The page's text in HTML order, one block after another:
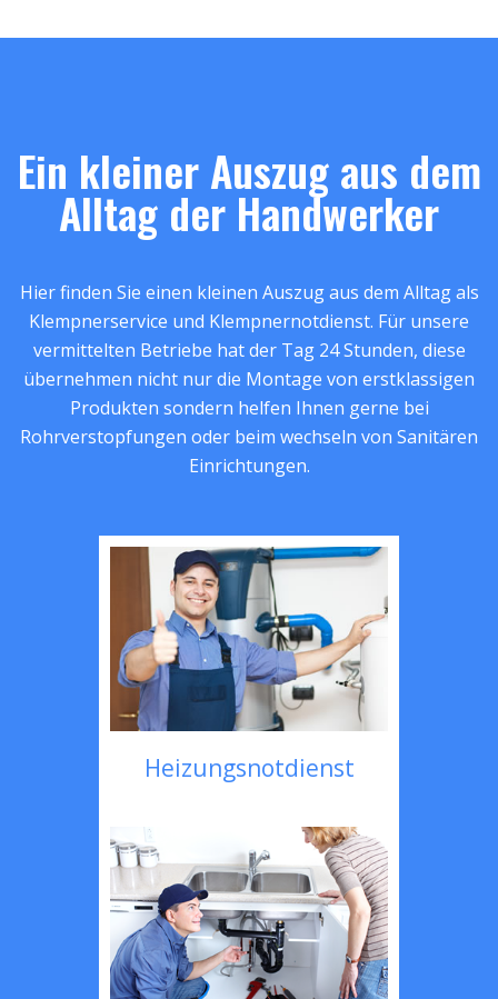
Ein kleiner Auszug aus dem
Alltag der Handwerker
Hier finden Sie einen kleinen Auszug aus dem Alltag als
Klempnerservice und Klempnernotdienst. Für unsere
vermittelten Betriebe hat der Tag 24 Stunden, diese
übernehmen nicht nur die Montage von erstklassigen
Produkten sondern helfen Ihnen gerne bei
Rohrverstopfungen oder beim wechseln von Sanitären
Einrichtungen.
Heizungsnotdienst